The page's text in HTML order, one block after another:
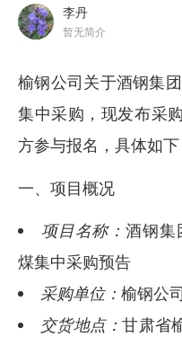
为有色行业打造的神器
李丹
暂无简介
榆钢公司关于酒钢集
集中采购，现发布采
方参与报名，具体如下
一、项目概况
项目名称：酒钢集
煤集中采购预告
采购单位： 榆钢公司
交货地点：甘肃省